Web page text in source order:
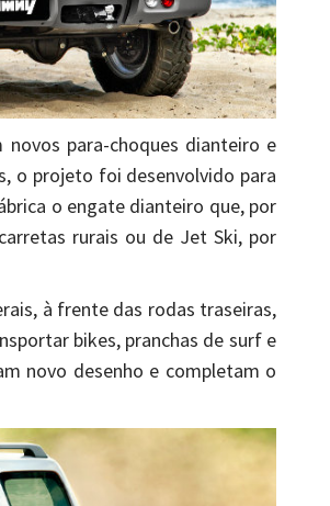
para-choques dianteiro e
o projeto foi desenvolvido para
o engate dianteiro que, por
rurais ou de Jet Ski, por
à frente das rodas traseiras,
bikes, pranchas de surf e
novo desenho e completam o